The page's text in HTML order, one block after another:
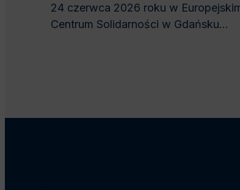
24 czerwca 2026 roku w
Centrum Solidarności w Gdańsku...